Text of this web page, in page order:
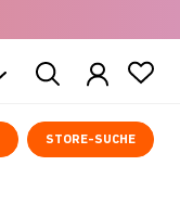
Search
Products
STORE-SUCHE